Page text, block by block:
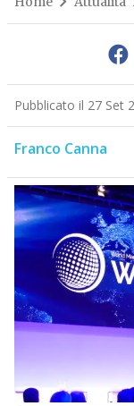
Pubblicato il 27 Set
Franco Canna